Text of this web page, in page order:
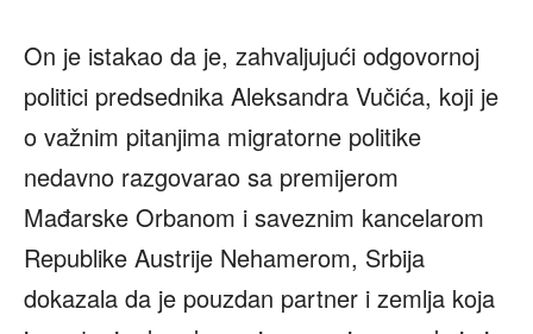
On je istakao da je, zahvaljujući odgovornoj
politici predsednika Aleksandra Vučića, koji je
o važnim pitanjima migratorne politike
nedavno razgovarao sa premijerom
Mađarske Orbanom i saveznim kancelarom
Republike Austrije Nehamerom, Srbija
dokazala da je pouzdan partner i zemlja koja